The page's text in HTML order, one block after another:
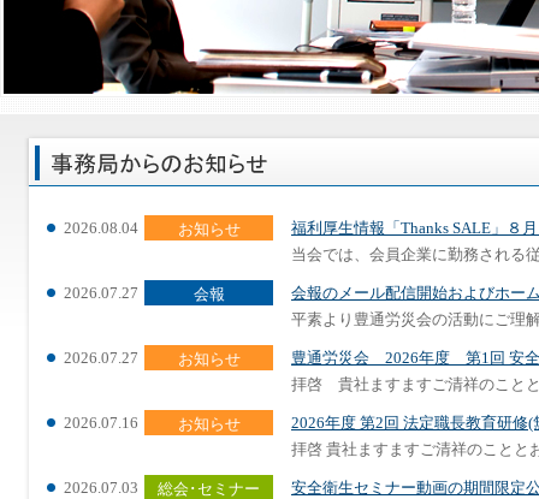
2026.08.04 お知らせ
福利厚生情報「Thanks SALE」８
当会では、会員企業に勤務される
2026.07.27 会報
会報のメール配信開始およびホー
平素より豊通労災会の活動にご理
2026.07.27 お知らせ
豊通労災会 2026年度 第1回 安全
拝啓 貴社ますますご清祥のこと
2026.07.16 お知らせ
2026年度 第2回 法定職長教育研修
拝啓 貴社ますますご清祥のことと
2026.07.03 総会･セミナー
安全衛生セミナー動画の期間限定